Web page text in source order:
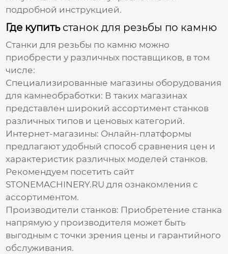
подробной инструкцией.
Где купить станок для резьбы по камню
Станки для резьбы по камню можно
приобрести у различных поставщиков, в том
числе:
Специализированные магазины оборудования
для камнеобработки: В таких магазинах
представлен широкий ассортимент станков
различных типов и ценовых категорий.
Интернет-магазины: Онлайн-платформы
предлагают удобный способ сравнения цен и
характеристик различных моделей станков.
Рекомендуем посетить сайт
STONEMACHINERY.RU для ознакомления с
ассортиментом.
Производители станков: Приобретение станка
напрямую у производителя может быть
выгодным с точки зрения цены и гарантийного
обслуживания.